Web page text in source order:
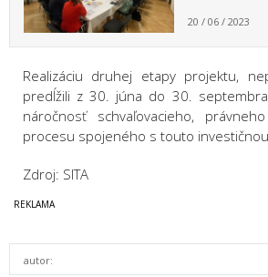
20 / 06 / 2023
Realizáciu druhej etapy projektu,
predĺžili z 30. júna do 30.
náročnosť schvaľovacieho,
procesu spojeného s touto
Zdroj: SITA
autor: